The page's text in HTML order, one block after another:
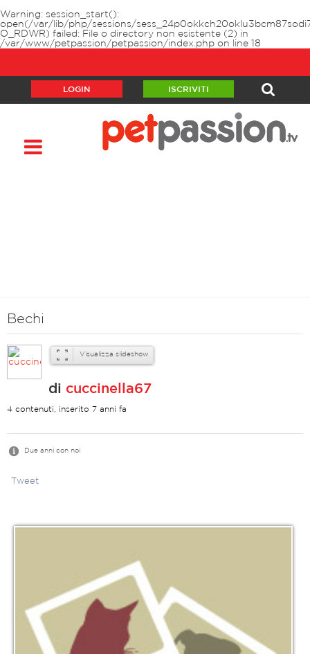
Warning: session_start():
open(/var/lib/php/sessions/
O_RDWR) failed: File o directory non esistente (2) in
/var/www/petpassion/petpassion/index.php on line 18
LOGIN ISCRIVITI
Bechi
Visualizza slideshow
di cuccinella67
4 contenuti, inserito 7 anni fa
Due anni con noi
Tweet